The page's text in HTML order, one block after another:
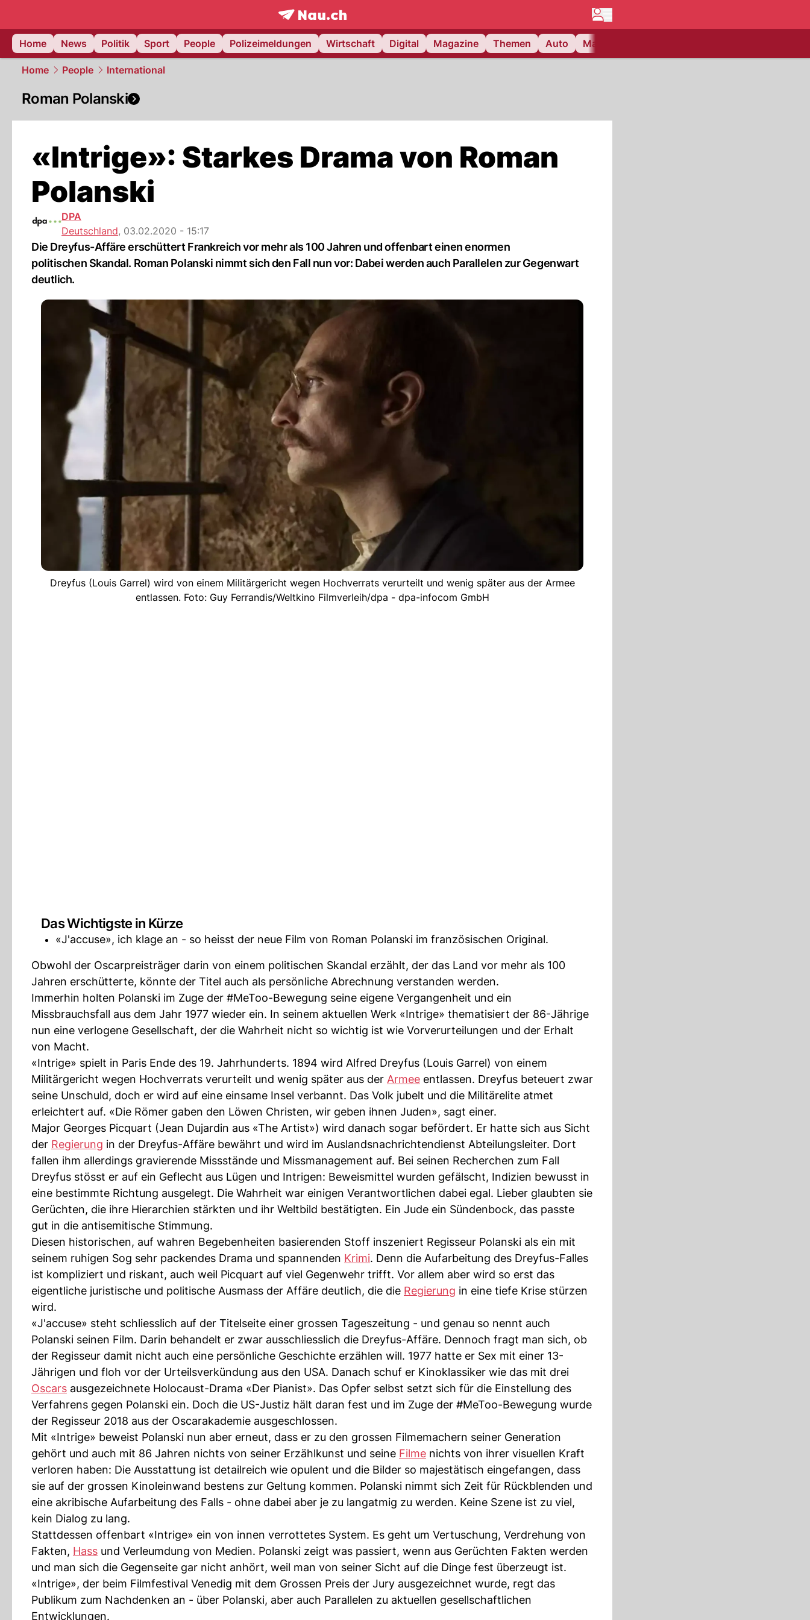
frontpage.NAU.ch
Home
News Politik Sport People Polizeimeldungen Wirtschaft Digital Magazine Themen Auto Matchcenter
Home People International
Roman Polanski
«Intrige»: Starkes Drama von Roman
Polanski
DPA
Deutschland, 03.02.2020 - 15:17
Die Dreyfus-Affäre erschüttert Frankreich vor mehr als 100 Jahren und offenbart einen enormen
politischen Skandal. Roman Polanski nimmt sich den Fall nun vor: Dabei werden auch Parallelen zur Gegenwart
deutlich.
Dreyfus (Louis Garrel) wird von einem Militärgericht wegen Hochverrats verurteilt und wenig später aus der Armee
entlassen. Foto: Guy Ferrandis/Weltkino Filmverleih/dpa - dpa-infocom GmbH
Das Wichtigste in Kürze
«J'accuse», ich klage an - so heisst der neue Film von Roman Polanski im französischen Original.
Obwohl der Oscarpreisträger darin von einem politischen Skandal erzählt, der das Land vor mehr als 100
Jahren erschütterte, könnte der Titel auch als persönliche Abrechnung verstanden werden.
Immerhin holten Polanski im Zuge der #MeToo-Bewegung seine eigene Vergangenheit und ein
Missbrauchsfall aus dem Jahr 1977 wieder ein. In seinem aktuellen Werk «Intrige» thematisiert der 86-Jährige
nun eine verlogene Gesellschaft, der die Wahrheit nicht so wichtig ist wie Vorverurteilungen und der Erhalt
von Macht.
«Intrige» spielt in Paris Ende des 19. Jahrhunderts. 1894 wird Alfred Dreyfus (Louis Garrel) von einem
Militärgericht wegen Hochverrats verurteilt und wenig später aus der Armee entlassen. Dreyfus beteuert zwar
seine Unschuld, doch er wird auf eine einsame Insel verbannt. Das Volk jubelt und die Militärelite atmet
erleichtert auf. «Die Römer gaben den Löwen Christen, wir geben ihnen Juden», sagt einer.
Major Georges Picquart (Jean Dujardin aus «The Artist») wird danach sogar befördert. Er hatte sich aus Sicht
der Regierung in der Dreyfus-Affäre bewährt und wird im Auslandsnachrichtendienst Abteilungsleiter. Dort
fallen ihm allerdings gravierende Missstände und Missmanagement auf. Bei seinen Recherchen zum Fall
Dreyfus stösst er auf ein Geflecht aus Lügen und Intrigen: Beweismittel wurden gefälscht, Indizien bewusst in
eine bestimmte Richtung ausgelegt. Die Wahrheit war einigen Verantwortlichen dabei egal. Lieber glaubten sie
Gerüchten, die ihre Hierarchien stärkten und ihr Weltbild bestätigten. Ein Jude ein Sündenbock, das passte
gut in die antisemitische Stimmung.
Diesen historischen, auf wahren Begebenheiten basierenden Stoff inszeniert Regisseur Polanski als ein mit
seinem ruhigen Sog sehr packendes Drama und spannenden Krimi. Denn die Aufarbeitung des Dreyfus-Falles
ist kompliziert und riskant, auch weil Picquart auf viel Gegenwehr trifft. Vor allem aber wird so erst das
eigentliche juristische und politische Ausmass der Affäre deutlich, die die Regierung in eine tiefe Krise stürzen
wird.
«J'accuse» steht schliesslich auf der Titelseite einer grossen Tageszeitung - und genau so nennt auch
Polanski seinen Film. Darin behandelt er zwar ausschliesslich die Dreyfus-Affäre. Dennoch fragt man sich, ob
der Regisseur damit nicht auch eine persönliche Geschichte erzählen will. 1977 hatte er Sex mit einer 13-
Jährigen und floh vor der Urteilsverkündung aus den USA. Danach schuf er Kinoklassiker wie das mit drei
Oscars ausgezeichnete Holocaust-Drama «Der Pianist». Das Opfer selbst setzt sich für die Einstellung des
Verfahrens gegen Polanski ein. Doch die US-Justiz hält daran fest und im Zuge der #MeToo-Bewegung wurde
der Regisseur 2018 aus der Oscarakademie ausgeschlossen.
Mit «Intrige» beweist Polanski nun aber erneut, dass er zu den grossen Filmemachern seiner Generation
gehört und auch mit 86 Jahren nichts von seiner Erzählkunst und seine Filme nichts von ihrer visuellen Kraft
verloren haben: Die Ausstattung ist detailreich wie opulent und die Bilder so majestätisch eingefangen, dass
sie auf der grossen Kinoleinwand bestens zur Geltung kommen. Polanski nimmt sich Zeit für Rückblenden und
eine akribische Aufarbeitung des Falls - ohne dabei aber je zu langatmig zu werden. Keine Szene ist zu viel,
kein Dialog zu lang.
Stattdessen offenbart «Intrige» ein von innen verrottetes System. Es geht um Vertuschung, Verdrehung von
Fakten, Hass und Verleumdung von Medien. Polanski zeigt was passiert, wenn aus Gerüchten Fakten werden
und man sich die Gegenseite gar nicht anhört, weil man von seiner Sicht auf die Dinge fest überzeugt ist.
«Intrige», der beim Filmfestival Venedig mit dem Grossen Preis der Jury ausgezeichnet wurde, regt das
Publikum zum Nachdenken an - über Polanski, aber auch Parallelen zu aktuellen gesellschaftlichen
Entwicklungen.